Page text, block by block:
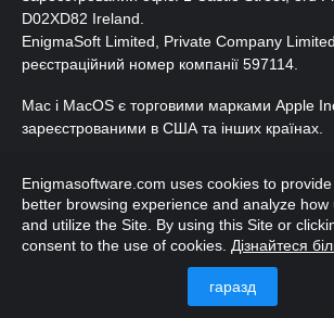
D02XD82 Ireland.
EnigmaSoft Limited, Private Company
реєстраційний номер компанії 597114.
Mac і MacOS є торговими марками Apple
зареєстрованими в США та інших країнах.
захищено.
Enigmasoftware.com uses cookies to
better browsing experience and analyze how
and utilize the Site. By using this Site or
consent to the use of cookies. Дізнайтеся